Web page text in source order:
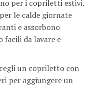
per i copriletti estivi.
le calde giornate
e assorbono
facili da lavare e
un copriletto con
per aggiungere un